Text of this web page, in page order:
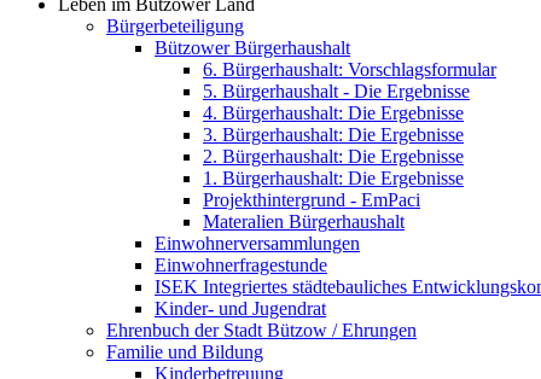
Bürgerbeteiligung
Bützower Bürgerhaushalt
6. Bürgerhaushalt: Vorschlagsformular
5. Bürgerhaushalt - Die Ergebnisse
4. Bürgerhaushalt: Die Ergebnisse
3. Bürgerhaushalt: Die Ergebnisse
2. Bürgerhaushalt: Die Ergebnisse
1. Bürgerhaushalt: Die Ergebnisse
Projekthintergrund - EmPaci
Materalien Bürgerhaushalt
Einwohnerversammlungen
Einwohnerfragestunde
ISEK Integriertes städtebauliches
Kinder- und Jugendrat
Ehrenbuch der Stadt Bützow / Ehrungen
Familie und Bildung
Kinderbetreuung